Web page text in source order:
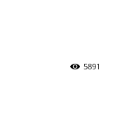
5891